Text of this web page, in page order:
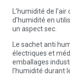
L’humidité de
d’humidité en
un aspect sec.
Le sachet anti
électriques et
emballages
l’humidité durant